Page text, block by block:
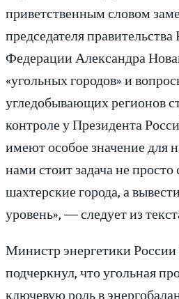
приветственным словом
председателя
Федерации Александра
«угольных городов» и
угледобывающих регионов
контроле у Президента
имеют особое значение для
нами стоит задача не просто
шахтерские города, а
уровень», — следует из
Министр энергетики
подчеркнул, что угольная
ключевую роль в